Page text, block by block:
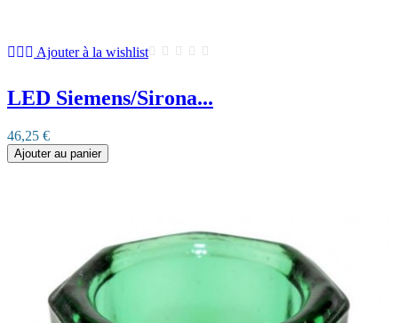
Ajouter à la wishlist
LED Siemens/Sirona...
46,25 €
Ajouter au panier